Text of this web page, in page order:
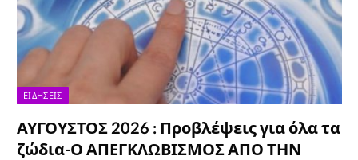
ΕΙΔΉΣΕΙΣ
ΑΥΓΟΥΣΤΟΣ 2026 : Προβλέψεις για όλα τα
ζώδια-Ο ΑΠΕΓΚΛΩΒΙΣΜΟΣ ΑΠΟ ΤΗΝ